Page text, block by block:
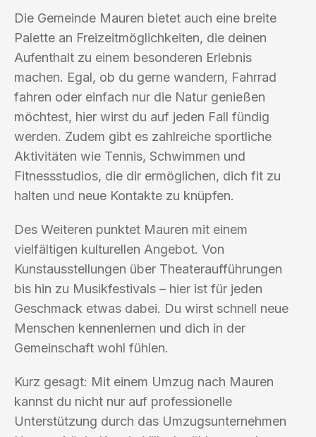
Die Gemeinde Mauren bietet auch eine breite
Palette an Freizeitmöglichkeiten, die deinen
Aufenthalt zu einem besonderen Erlebnis
machen. Egal, ob du gerne wandern, Fahrrad
fahren oder einfach nur die Natur genießen
möchtest, hier wirst du auf jeden Fall fündig
werden. Zudem gibt es zahlreiche sportliche
Aktivitäten wie Tennis, Schwimmen und
Fitnessstudios, die dir ermöglichen, dich fit zu
halten und neue Kontakte zu knüpfen.
Des Weiteren punktet Mauren mit einem
vielfältigen kulturellen Angebot. Von
Kunstausstellungen über Theateraufführungen
bis hin zu Musikfestivals – hier ist für jeden
Geschmack etwas dabei. Du wirst schnell neue
Menschen kennenlernen und dich in der
Gemeinschaft wohl fühlen.
Kurz gesagt: Mit einem Umzug nach Mauren
kannst du nicht nur auf professionelle
Unterstützung durch das Umzugsunternehmen